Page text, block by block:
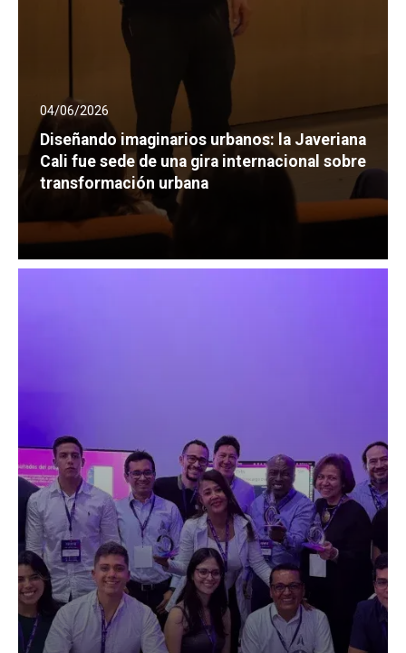
04/06/2026
Diseñando imaginarios urbanos: la Javeriana
Cali fue sede de una gira internacional sobre
transformación urbana